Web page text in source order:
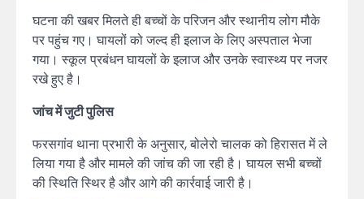
घटना की खबर मिलते ही बच्चों के परिजन और स्थानीय लोग मौके
पर पहुंच गए। घायलों को जल्द ही इलाज के लिए अस्पताल भेजा
गया। स्कूल प्रबंधन घायलों के इलाज और उनके स्वास्थ्य पर नजर
रखे हुए है।
जांच में जुटी पुलिस
फरसगांव थाना प्रभारी के अनुसार, बोलेरो चालक को हिरासत में ले
लिया गया है और मामले की जांच की जा रही है। घायल सभी बच्चों
की स्थिति स्थिर है और आगे की कार्रवाई जारी है।